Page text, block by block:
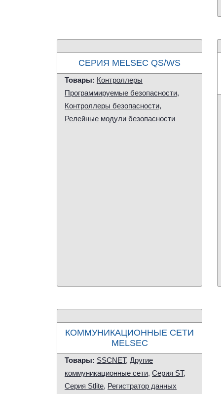
СЕРИЯ MELSEC QS/WS
Товары: Контроллеры
Программируемые безопасности,
Контроллеры безопасности,
Релейные модули безопасности
КОММУНИКАЦИОННЫЕ СЕТИ
MELSEC
Товары: SSCNET, Другие
коммуникационные сети, Серия ST,
Серия Stlite, Регистратор данных